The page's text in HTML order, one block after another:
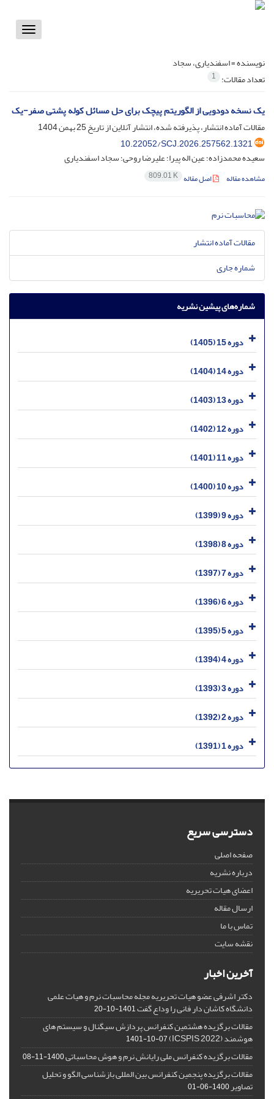
Toggle
نویسنده =اسفندیاری، سجاد
تعداد مقالات: 1
یک نسخه دودویی از الگوریتم پیچک برای حل مسائل کوله پشتی صفر-یک
مقالات آماده انتشار، پذیرفته شده، انتشار آنلاین از تاریخ25 بهمن 1404
10.22052/SCJ.2026.257562.1321
سعیده محمدزاده؛ عین اله پیرا؛ علیرضا روحی؛ سجاد اسفندیاری
مشاهده مقاله اصل مقاله 809.01 K
مقالات آماده انتشار
شماره جاری
شماره‌های پیشین نشریه
دوره 15 (1405)
دوره 14 (1404)
دوره 13 (1403)
دوره 12 (1402)
دوره 11 (1401)
دوره 10 (1400)
دوره 9 (1399)
دوره 8 (1398)
دوره 7 (1397)
دوره 6 (1396)
دوره 5 (1395)
دوره 4 (1394)
دوره 3 (1393)
دوره 2 (1392)
دوره 1 (1391)
دسترسی سریع
صفحه اصلی
درباره نشریه
اعضای هیات تحریریه
ارسال مقاله
تماس با ما
نقشه سایت
آخرین اخبار
دکتر اشرفی عضو هیات تحریریه مجله محاسبات نرم و هیات علمی
دانشگاه کاشان دار فانی را وداع گفت1401-10-20
مقالات برگزیده هشتمین کنفرانس پردازش سیگنال و سیستم های
هوشمند (ICSPIS 2022) 1401-10-07
مقالات برگزیده کنفرانس ملی رایانش نرم و هوش محاسباتی1400-11-08
مقالات برگزیده پنجمین کنفرانس بین المللی بازشناسی الگو و تحلیل
تصاویر1400-06-01